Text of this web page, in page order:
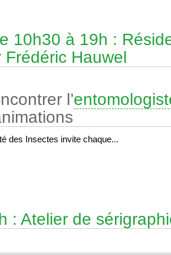
10h30 à 19h :
Frédéric Hauwel
l’
des Insectes invite chaque...
: Atelier de